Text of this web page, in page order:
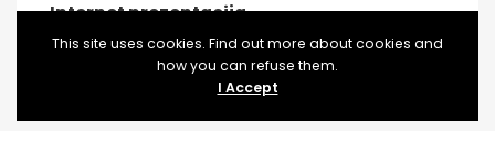
Internet prezentacija
www.gigstix.me
This site uses cookies. Find out more about cookies and
how you can refuse them.
I Accept